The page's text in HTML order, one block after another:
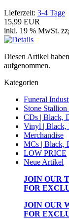
Lieferzeit: 3-4 Tage
15,99 EUR
inkl. 19 % MwSt.
Diesen Artikel
aufgenommen.
Kategorien
Funeral
Stone Stallion
CDs | Black,
Vinyl | Black,
Merchandise
MCs | Black,
LOW PRICE
Neue Artikel
JOIN OUR
FOR
JOIN OUR
FOR